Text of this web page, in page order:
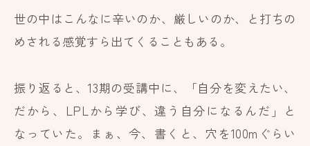
世の中はこんなに辛いのか、厳しいのか、と打ちの
めされる感覚すら出てくることもある。
振り返ると、13期の受講中に、「自分を変えたい、
だから、LPLから学び、違う自分になるんだ」と
なっていた。まぁ、今、書くと、穴を100mぐらい